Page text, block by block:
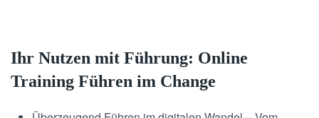
Ihr Nutzen mit Führung: Online
Training Führen im Change